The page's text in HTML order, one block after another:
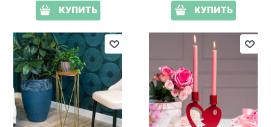
КУПИТЬ КУПИТЬ